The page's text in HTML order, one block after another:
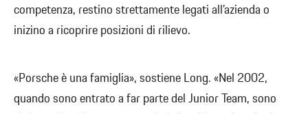
competenza, restino strettamente legati all’azienda o
inizino a ricoprire posizioni di rilievo.
«Porsche è una famiglia», sostiene Long. «Nel 2002,
quando sono entrato a far parte del Junior Team, sono